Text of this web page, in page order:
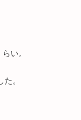
い。
。